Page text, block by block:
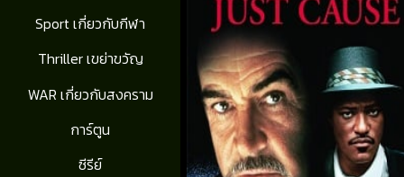
Sport เกี่ยวกับกีฬา
Thriller เขย่าขวัญ
WAR เกี่ยวกับสงคราม
การ์ตูน
ซีรีย์